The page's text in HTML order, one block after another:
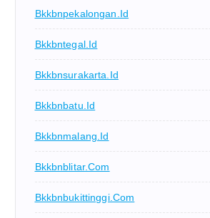
Bkkbnpekalongan.id
Bkkbntegal.id
Bkkbnsurakarta.id
Bkkbnbatu.id
Bkkbnmalang.id
Bkkbnblitar.com
Bkkbnbukittinggi.com